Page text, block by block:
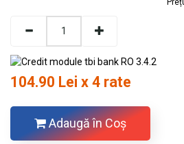
104.90 Lei x 4 rate
Adaugă în Coş